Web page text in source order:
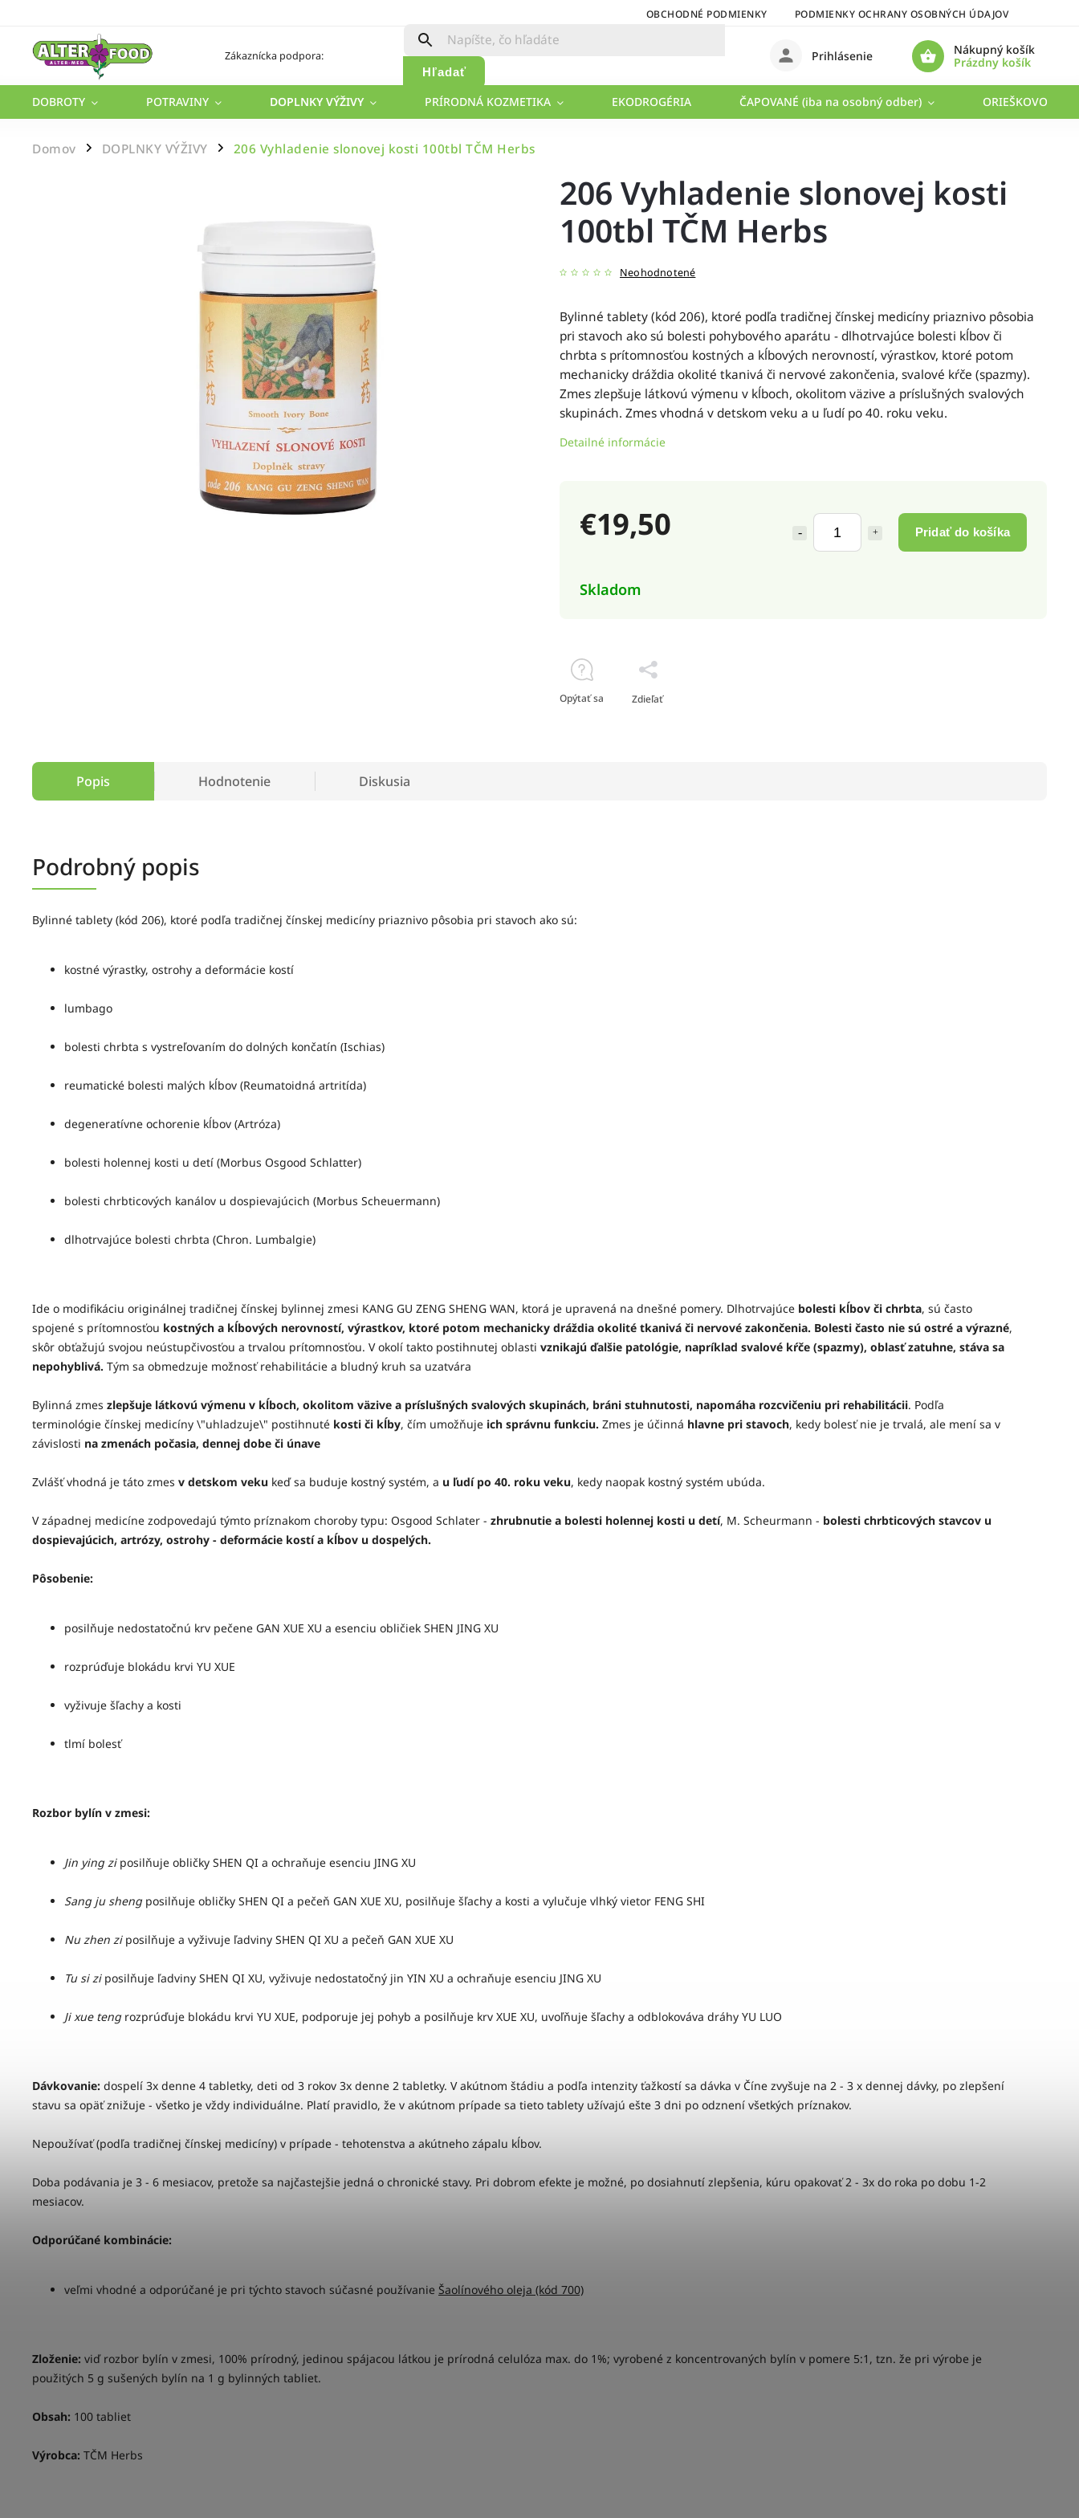
OBCHODNÉ PODMIENKY PODMIENKY OCHRANY OSOBNÝCH ÚDAJOV
Zákaznícka podpora:
Hľadať
Nákupný košík
Prázdny košík
Prihlásenie
DOBROTY POTRAVINY DOPLNKY VÝŽIVY PRÍRODNÁ KOZMETIKA EKODROGÉRIA ČAPOVANÉ (iba na osobný odber) ORIEŠKOVO
Domov / DOPLNKY VÝŽIVY / 206 Vyhladenie slonovej kosti 100tbl TČM Herbs
€19,50 Pridať do košíka
Skladom
206 Vyhladenie slonovej kosti
100tbl TČM Herbs
Neohodnotené
Bylinné tablety (kód 206), ktoré podľa tradičnej čínskej medicíny priaznivo pôsobia
pri stavoch ako sú bolesti pohybového aparátu - dlhotrvajúce bolesti kĺbov či
chrbta s prítomnosťou kostných a kĺbových nerovností, výrastkov, ktoré potom
mechanicky dráždia okolité tkanivá či nervové zakončenia, svalové kŕče (spazmy).
Zmes zlepšuje látkovú výmenu v kĺboch, okolitom väzive a príslušných svalových
skupinách. Zmes vhodná v detskom veku a u ľudí po 40. roku veku.
Detailné informácie
Opýtať sa Zdieľať
Popis Hodnotenie Diskusia
Podrobný popis
Bylinné tablety (kód 206), ktoré podľa tradičnej čínskej medicíny priaznivo pôsobia pri stavoch ako sú:
kostné výrastky, ostrohy a deformácie kostí
lumbago
bolesti chrbta s vystreľovaním do dolných končatín (Ischias)
reumatické bolesti malých kĺbov (Reumatoidná artritída)
degeneratívne ochorenie kĺbov (Artróza)
bolesti holennej kosti u detí (Morbus Osgood Schlatter)
bolesti chrbticových kanálov u dospievajúcich (Morbus Scheuermann)
dlhotrvajúce bolesti chrbta (Chron. Lumbalgie)
Ide o modifikáciu originálnej tradičnej čínskej bylinnej zmesi KANG GU ZENG SHENG WAN, ktorá je upravená na dnešné pomery. Dlhotrvajúce bolesti kĺbov či chrbta, sú často
spojené s prítomnosťou kostných a kĺbových nerovností, výrastkov, ktoré potom mechanicky dráždia okolité tkanivá či nervové zakončenia. Bolesti často nie sú ostré a výrazné,
skôr obťažujú svojou neústupčivosťou a trvalou prítomnosťou. V okolí takto postihnutej oblasti vznikajú ďalšie patológie, napríklad svalové kŕče (spazmy), oblasť zatuhne, stáva sa
nepohyblivá. Tým sa obmedzuje možnosť rehabilitácie a bludný kruh sa uzatvára
Bylinná zmes zlepšuje látkovú výmenu v kĺboch, okolitom väzive a príslušných svalových skupinách, bráni stuhnutosti, napomáha rozcvičeniu pri rehabilitácii. Podľa
terminológie čínskej medicíny \"uhladzuje\" postihnuté kosti či kĺby, čím umožňuje ich správnu funkciu. Zmes je účinná hlavne pri stavoch, kedy bolesť nie je trvalá, ale mení sa v
závislosti na zmenách počasia, dennej dobe či únave
Zvlášť vhodná je táto zmes v detskom veku keď sa buduje kostný systém, a u ľudí po 40. roku veku, kedy naopak kostný systém ubúda.
V západnej medicíne zodpovedajú týmto príznakom choroby typu: Osgood Schlater - zhrubnutie a bolesti holennej kosti u detí, M. Scheurmann - bolesti chrbticových stavcov u
dospievajúcich, artrózy, ostrohy - deformácie kostí a kĺbov u dospelých.
Pôsobenie:
posilňuje nedostatočnú krv pečene GAN XUE XU a esenciu obličiek SHEN JING XU
rozprúďuje blokádu krvi YU XUE
vyživuje šľachy a kosti
tlmí bolesť
Rozbor bylín v zmesi:
Jin ying ziposilňuje obličky SHEN QI a ochraňuje esenciu JING XU
Sang ju shengposilňuje obličky SHEN QI a pečeň GAN XUE XU, posilňuje šľachy a kosti a vylučuje vlhký vietor FENG SHI
Nu zhen ziposilňuje a vyživuje ľadviny SHEN QI XU a pečeň GAN XUE XU
Tu si ziposilňuje ľadviny SHEN QI XU, vyživuje nedostatočný jin YIN XU a ochraňuje esenciu JING XU
Ji xue tengrozprúďuje blokádu krvi YU XUE, podporuje jej pohyb a posilňuje krv XUE XU, uvoľňuje šľachy a odblokováva dráhy YU LUO
Dávkovanie: dospelí 3x denne 4 tabletky, deti od 3 rokov 3x denne 2 tabletky. V akútnom štádiu a podľa intenzity ťažkostí sa dávka v Číne zvyšuje na 2 - 3 x dennej dávky, po zlepšení
stavu sa opäť znižuje - všetko je vždy individuálne. Platí pravidlo, že v akútnom prípade sa tieto tablety užívajú ešte 3 dni po odznení všetkých príznakov.
Nepoužívať (podľa tradičnej čínskej medicíny) v prípade - tehotenstva a akútneho zápalu kĺbov.
Doba podávania je 3 - 6 mesiacov, pretože sa najčastejšie jedná o chronické stavy. Pri dobrom efekte je možné, po dosiahnutí zlepšenia, kúru opakovať 2 - 3x do roka po dobu 1-2
mesiacov.
Odporúčané kombinácie:
veľmi vhodné a odporúčané je pri týchto stavoch súčasné používanie Šaolínového oleja (kód 700)
Zloženie: viď rozbor bylín v zmesi, 100% prírodný, jedinou spájacou látkou je prírodná celulóza max. do 1%; vyrobené z koncentrovaných bylín v pomere 5:1, tzn. že pri výrobe je
použitých 5 g sušených bylín na 1 g bylinných tabliet.
Obsah: 100 tabliet
Výrobca: TČM Herbs